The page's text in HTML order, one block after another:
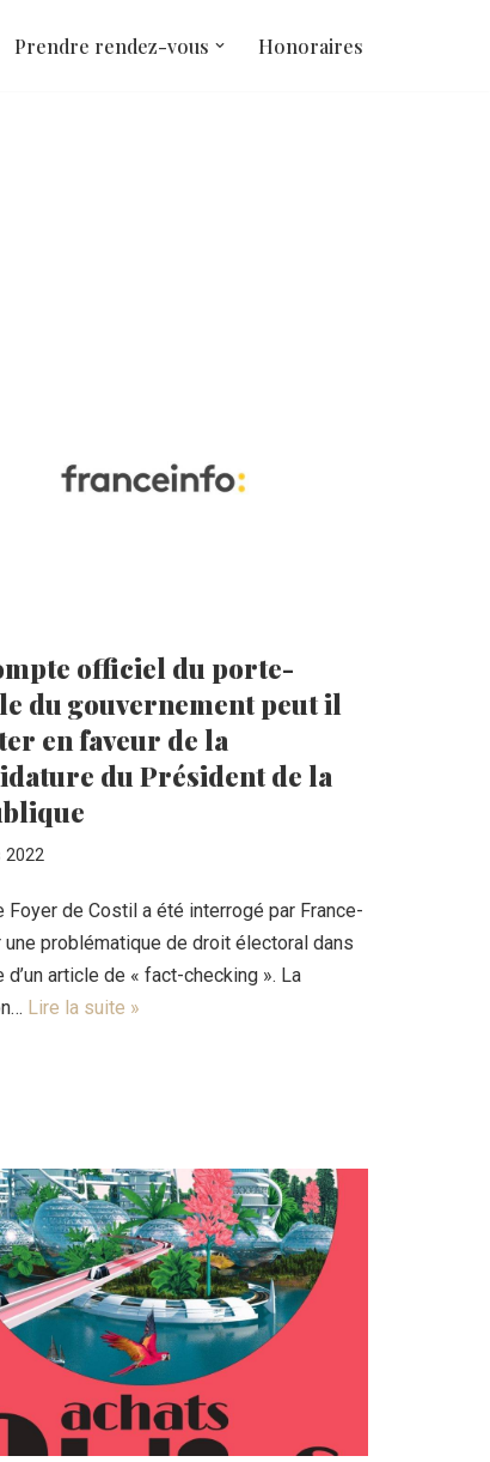
Prendre rendez-vous Honoraires
officiel du porte-
du gouvernement peut il
en faveur de la
du Président de la
2022
Foyer de Costil a été interrogé par France-
une problématique de droit électoral dans
d’un article de « fact-checking ». La
Lire la suite »